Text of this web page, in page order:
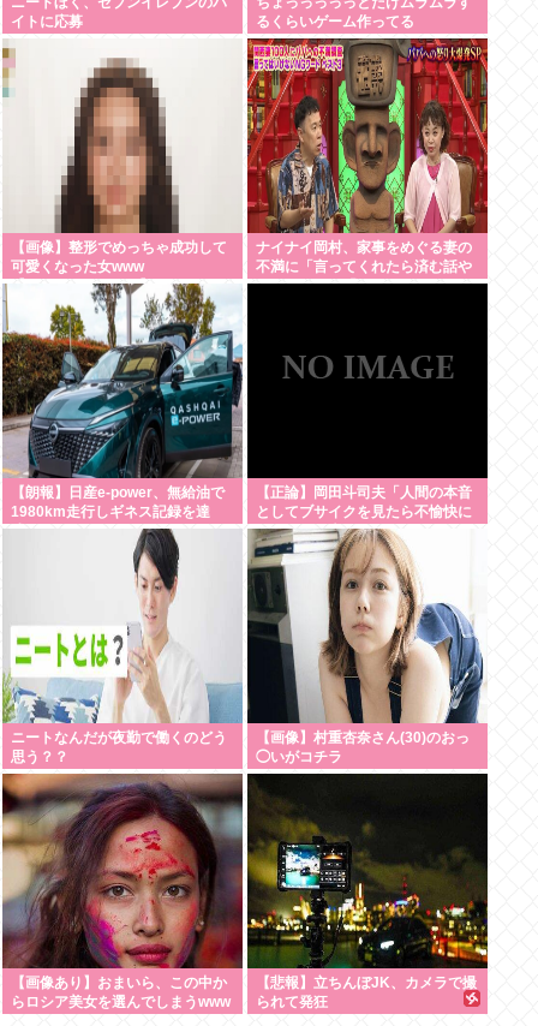
イトに応募
るくらいゲーム作ってる
【画像】整形でめっちゃ成功して
可愛くなった女www
【Pickup05164700】
ナイナイ岡村、家事をめぐる妻の
不満に「言ってくれたら済む話や
ん」になるみ「バイトやったらク
【朗報】日産e-power、無給油で
1980km走行しギネス記録を達
成 55Lタンクでリッター
【正論】岡田斗司夫「人間の本音
としてブサイクを見たら不愉快に
なる。この責任をどうとるんだ」
ニートなんだが夜勤で働くのどう
思う？？
【画像】村重杏奈さん(30)のおっ
◯いがコチラ
【画像あり】おまいら、この中か
らロシア美女を選んでしまうwww
【悲報】立ちんぼJK、カメラで撮
られて発狂